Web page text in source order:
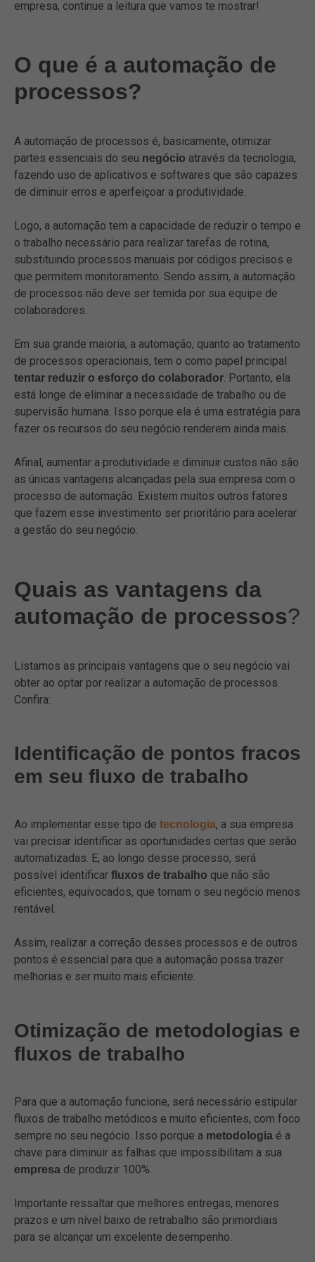
empresa, continue a leitura que vamos te mostrar!
O que é a automação de
processos?
A automação de processos é, basicamente, otimizar
partes essenciais do seu negócio através da tecnologia,
fazendo uso de aplicativos e softwares que são capazes
de diminuir erros e aperfeiçoar a produtividade.
Logo, a automação tem a capacidade de reduzir o tempo e
o trabalho necessário para realizar tarefas de rotina,
substituindo processos manuais por códigos precisos e
que permitem monitoramento. Sendo assim, a automação
de processos não deve ser temida por sua equipe de
colaboradores.
Em sua grande maioria, a automação, quanto ao tratamento
de processos operacionais, tem o como papel principal
tentar reduzir o esforço do colaborador. Portanto, ela
está longe de eliminar a necessidade de trabalho ou de
supervisão humana. Isso porque ela é uma estratégia para
fazer os recursos do seu negócio renderem ainda mais.
Afinal, aumentar a produtividade e diminuir custos não são
as únicas vantagens alcançadas pela sua empresa com o
processo de automação. Existem muitos outros fatores
que fazem esse investimento ser prioritário para acelerar
a gestão do seu negócio.
Quais as vantagens da
automação de processos?
Listamos as principais vantagens que o seu negócio vai
obter ao optar por realizar a automação de processos.
Confira:
Identificação de pontos fracos
em seu fluxo de trabalho
Ao implementar esse tipo de tecnologia, a sua empresa
vai precisar identificar as oportunidades certas que serão
automatizadas. E, ao longo desse processo, será
possível identificar fluxos de trabalho que não são
eficientes, equivocados, que tornam o seu negócio menos
rentável.
Assim, realizar a correção desses processos e de outros
pontos é essencial para que a automação possa trazer
melhorias e ser muito mais eficiente.
Otimização de metodologias e
fluxos de trabalho
Para que a automação funcione, será necessário estipular
fluxos de trabalho metódicos e muito eficientes, com foco
sempre no seu negócio. Isso porque a metodologia é a
chave para diminuir as falhas que impossibilitam a sua
empresa de produzir 100%.
Importante ressaltar que melhores entregas, menores
prazos e um nível baixo de retrabalho são primordiais
para se alcançar um excelente desempenho.